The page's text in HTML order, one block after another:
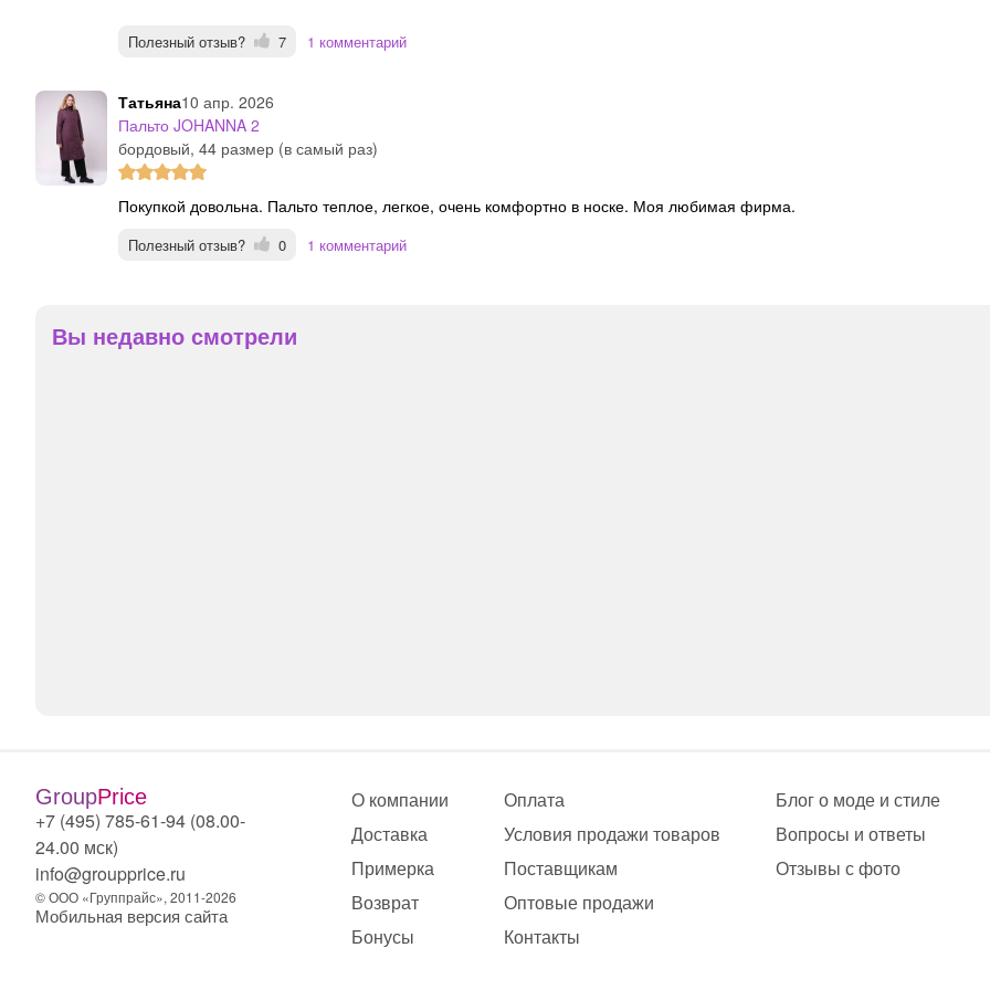
Полезный отзыв? 7 1 комментарий
татьяна10 апр. 2026
Пальто JOHANNA 2
бордовый, 44 размер (в самый раз)
Покупкой довольна. Пальто теплое, легкое, очень комфортно в носке. Моя любимая фирма.
Полезный отзыв? 0 1 комментарий
Вы недавно смотрели
GroupPrice
+7 (495) 785-61-94 (08.00-
24.00 мск)
info@groupprice.ru
© ООО «Группрайс», 2011-2026
Мобильная версия сайта
О компании
Доставка
Примерка
Возврат
Бонусы
Оплата
Условия продажи товаров
Поставщикам
Оптовые продажи
Контакты
Блог о моде и стиле
Вопросы и ответы
Отзывы с фото